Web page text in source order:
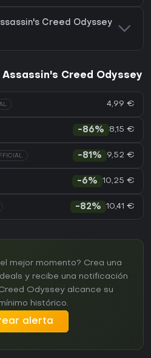
Creed Odyssey
Creed Odyssey
4,99 €
-86% 8,15 €
-81% 9,52 €
-6% 10,25 €
-82% 10,41 €
mejor momento? Crea una
y recibe una notificación
Odyssey alcance su
histórico.
alerta